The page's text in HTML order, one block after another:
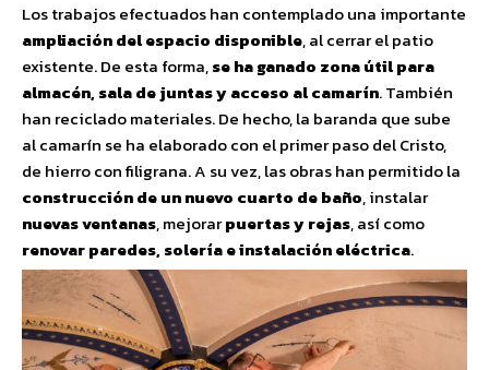
Los trabajos efectuados han contemplado una importante
ampliación del espacio disponible, al cerrar el patio
existente. De esta forma,se ha ganado zona útil para
almacén, sala de juntas y acceso al camarín. También
han reciclado materiales. De hecho, la baranda que sube
al camarín se ha elaborado con el primer paso del Cristo,
de hierro con filigrana. A su vez, las obras han permitido la
construcción de un nuevo cuarto de baño, instalar
nuevas ventanas, mejorarpuertas y rejas, así como
renovar paredes, solería e instalación eléctrica.